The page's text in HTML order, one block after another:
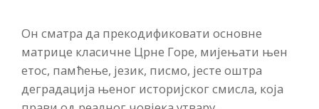
Он сматра да прекодификовати основне
матрице класичне Црне Горе, мијењати њен
етос, памћење, језик, писмо, јесте оштра
деградација њеног историјског смисла, која